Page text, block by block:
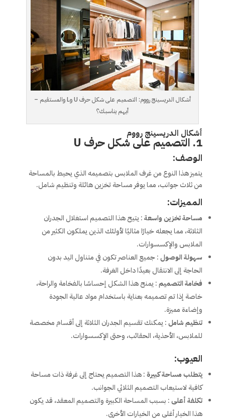
أشكال الدريسينج رووم: التصميم على شكل حرف U وL والمستقيم –
أيهم يناسبك؟
أشكال الدريسينج رووم
1. التصميم على شكل حرف U
الوصف:
يتميز هذا النوع من غرف الملابس بتصميمه الذي يحيط بالمساحة
من ثلاث جوانب، مما يوفر مساحة تخزين هائلة وتنظيم شامل.
المميزات:
مساحة تخزين واسعة: يتيح هذا التصميم استغلال الجدران
الثلاثة، مما يجعله خيارًا مثاليًا لأولئك الذين يملكون الكثير من
الملابس والإكسسوارات.
سهولة الوصول: جميع العناصر تكون في متناول اليد بدون
الحاجة إلى الانتقال بعيدًا داخل الغرفة.
فخامة التصميم: يمنح هذا الشكل إحساسًا بالفخامة والراحة،
خاصة إذا تم تصميمه بعناية باستخدام مواد عالية الجودة
وإضاءة مميزة.
تنظيم شامل: يمكنك تقسيم الجدران الثلاثة إلى أقسام مخصصة
للملابس، الأحذية، الحقائب، وحتى الإكسسوارات.
العيوب:
يتطلب مساحة كبيرة: هذا التصميم يحتاج إلى غرفة ذات مساحة
كافية لاستيعاب التصميم الثلاثي الجوانب.
تكلفة أعلى: بسبب المساحة الكبيرة والتصميم المعقد، قد يكون
هذا الخيار أغلى من الخيارات الأخرى.